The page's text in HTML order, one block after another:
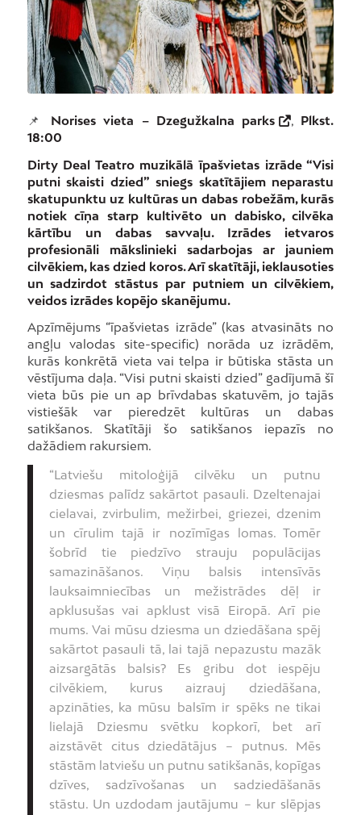
📌 Norises vieta – Dzegužkalna parks , Plkst.
18:00
Dirty Deal Teatro muzikālā īpašvietas izrāde “Visi
putni skaisti dzied” sniegs skatītājiem neparastu
skatupunktu uz kultūras un dabas robežām, kurās
notiek cīņa starp kultivēto un dabisko, cilvēka
kārtību un dabas savvaļu. Izrādes ietvaros
profesionāli mākslinieki sadarbojas ar jauniem
cilvēkiem, kas dzied koros. Arī skatītāji, ieklausoties
un sadzirdot stāstus par putniem un cilvēkiem,
veidos izrādes kopējo skanējumu.
Apzīmējums “īpašvietas izrāde” (kas atvasināts no
angļu valodas site-specific) norāda uz izrādēm,
kurās konkrētā vieta vai telpa ir būtiska stāsta un
vēstījuma daļa. “Visi putni skaisti dzied” gadījumā šī
vieta būs pie un ap brīvdabas skatuvēm, jo tajās
vistiešāk var pieredzēt kultūras un dabas
satikšanos. Skatītāji šo satikšanos iepazīs no
dažādiem rakursiem.
“Latviešu mitoloģijā cilvēku un putnu
dziesmas palīdz sakārtot pasauli. Dzeltenajai
cielavai, zvirbulim, mežirbei, griezei, dzenim
un cīrulim tajā ir nozīmīgas lomas. Tomēr
šobrīd tie piedzīvo strauju populācijas
samazināšanos. Viņu balsis intensīvās
lauksaimniecības un mežistrādes dēļ ir
apklusušas vai apklust visā Eiropā. Arī pie
mums. Vai mūsu dziesma un dziedāšana spēj
sakārtot pasauli tā, lai tajā nepazustu mazāk
aizsargātās balsis? Es gribu dot iespēju
cilvēkiem, kurus aizrauj dziedāšana,
apzināties, ka mūsu balsīm ir spēks ne tikai
lielajā Dziesmu svētku kopkorī, bet arī
aizstāvēt citus dziedātājus – putnus. Mēs
stāstām latviešu un putnu satikšanās, kopīgas
dzīves, sadzīvošanas un sadziedāšanās
stāstu. Un uzdodam jautājumu – kur slēpjas